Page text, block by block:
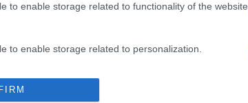
to enable storage related to functionality of the website
to enable storage related to personalization.
to enable storage related to security, including
and fraud prevention, and other user protection.
Tanácsdóguru